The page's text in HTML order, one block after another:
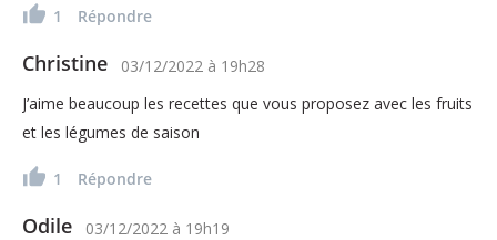
1 Répondre
Christine 03/12/2022 à 19h28
J’aime beaucoup les recettes que vous proposez avec les fruits
et les légumes de saison
1 Répondre
Odile 03/12/2022 à 19h19